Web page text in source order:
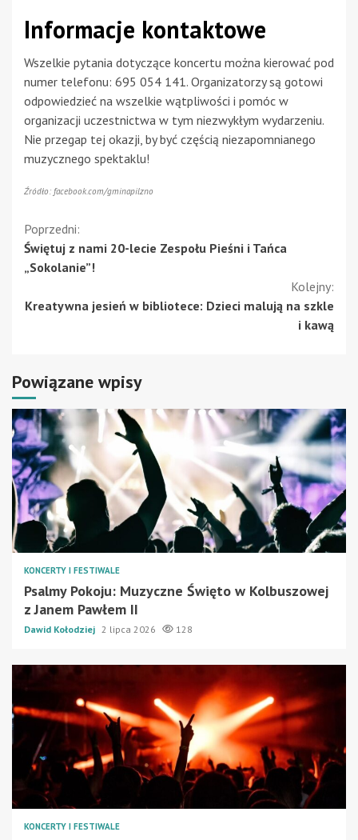
Informacje kontaktowe
Wszelkie pytania dotyczące koncertu można kierować pod
numer telefonu: 695 054 141. Organizatorzy są gotowi
odpowiedzieć na wszelkie wątpliwości i pomóc w
organizacji uczestnictwa w tym niezwykłym wydarzeniu.
Nie przegap tej okazji, by być częścią niezapomnianego
muzycznego spektaklu!
Źródło: facebook.com/gminapilzno
Kontynuuj
czytanie
Poprzedni:
Świętuj z nami 20-lecie Zespołu Pieśni i Tańca
„Sokolanie”!
Kolejny:
Kreatywna jesień w bibliotece: Dzieci malują na szkle
i kawą
Powiązane wpisy
KONCERTY I FESTIWALE
Psalmy Pokoju: Muzyczne Święto w Kolbuszowej
z Janem Pawłem II
Dawid Kołodziej 2 lipca 2026 128
KONCERTY I FESTIWALE